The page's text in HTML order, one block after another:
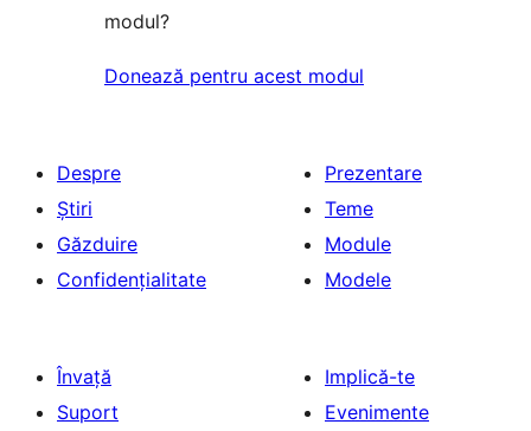
modul?
Donează pentru acest modul
Despre
Știri
Găzduire
Confidențialitate
Prezentare
Teme
Module
Modele
Învață
Suport
Implică-te
Evenimente